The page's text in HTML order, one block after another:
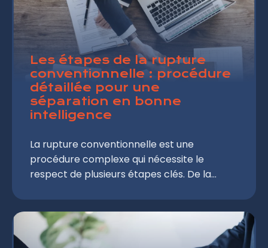
une rupture conventionnelle en période
d'arrêt maladie.
Les étapes de la rupture
conventionnelle : procédure
détaillée pour une
séparation en bonne
intelligence
La rupture conventionnelle est une
procédure complexe qui nécessite le
respect de plusieurs étapes clés. De la
effectifs, chaque phase joue un rôle crucial
dans le bon déroulement de cette
démarche. Que vous soyez salarié ou